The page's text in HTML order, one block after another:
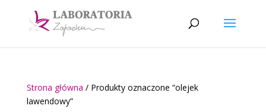
Strona główna / Produkty oznaczone “olejek
lawendowy”